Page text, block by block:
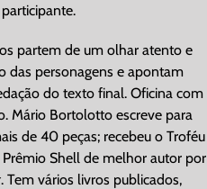
partem de um olhar atento e
das personagens e apontam
do texto final. Oficina com
Mário Bortolotto escreve para
de 40 peças; recebeu o Troféu
Shell de melhor autor por
. Tem vários livros publicados,